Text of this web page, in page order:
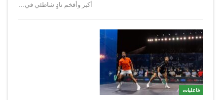
أكبر وأفخم نادٍ شاطئي في…
فاعليات